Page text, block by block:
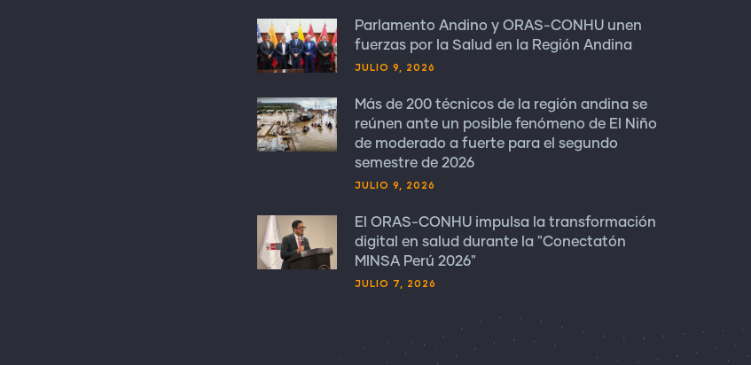
Parlamento Andino y ORAS-CONHU unen
fuerzas por la Salud en la Región Andina
JULIO 9, 2026
Más de 200 técnicos de la región andina se
reúnen ante un posible fenómeno de El Niño
de moderado a fuerte para el segundo
semestre de 2026
JULIO 9, 2026
El ORAS-CONHU impulsa la transformación
digital en salud durante la "Conectatón
MINSA Perú 2026"
JULIO 7, 2026